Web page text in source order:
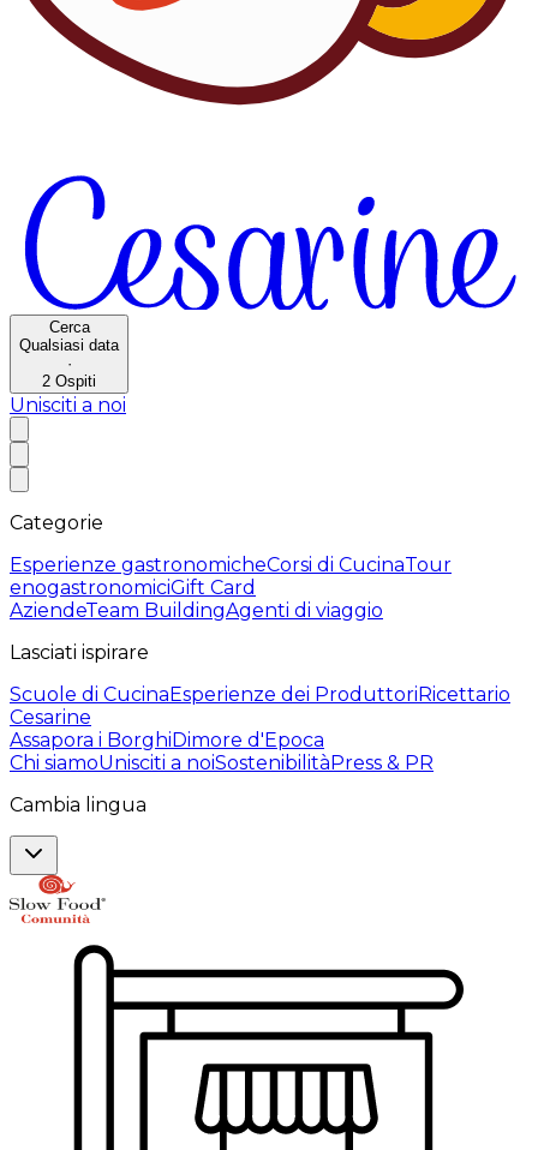
Cerca
Qualsiasi data
·
2 Ospiti
Unisciti a noi
Categorie
Esperienze gastronomicheCorsi di CucinaTour
enogastronomiciGift Card
AziendeTeam BuildingAgenti di viaggio
Lasciati ispirare
Scuole di CucinaEsperienze dei ProduttoriRicettario
Cesarine
Assapora i BorghiDimore d'Epoca
Chi siamoUnisciti a noiSostenibilitàPress & PR
Cambia lingua